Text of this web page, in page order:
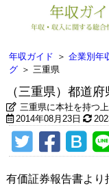
年収ガイド ＞ 企業別年
グ ＞ 三重県
（三重県）都道
三重県に本社を持つ
2014年08月23日
有価証券報告書より